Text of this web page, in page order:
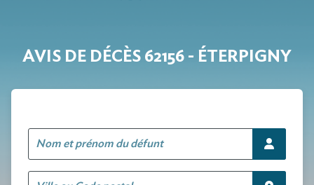
AVIS DE DÉCÈS 62156 - ÉTERPIGNY